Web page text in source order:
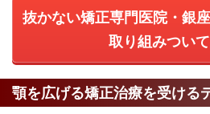
抜かない矯正専門医院・銀
取り組みつい
顎を広げる矯正治療を受ける